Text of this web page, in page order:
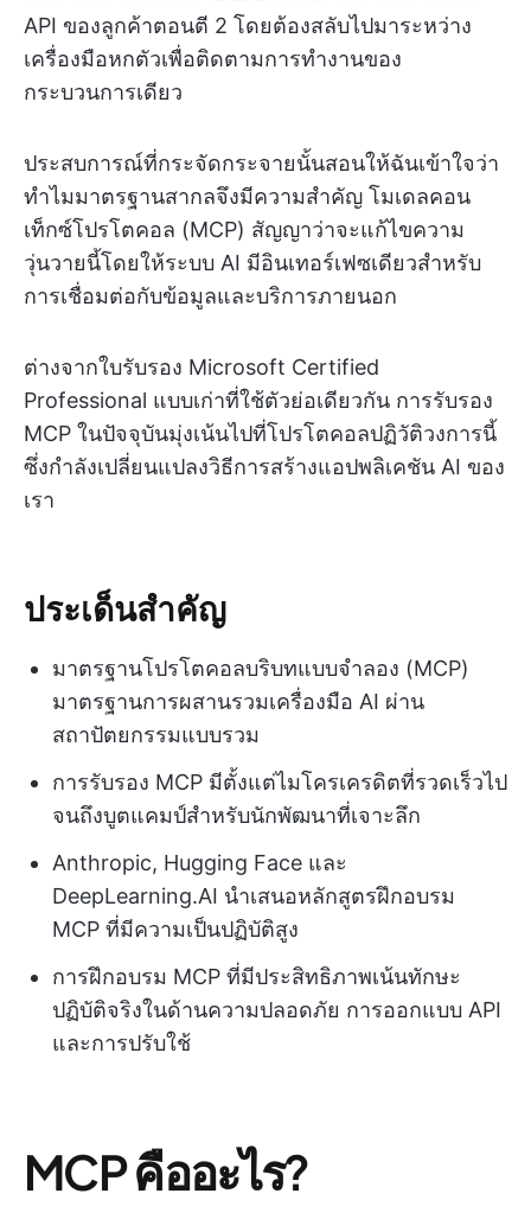
API ของลูกค้าตอนตี 2 โดยต้องสลับไปมาระหว่าง
เครื่องมือหกตัวเพื่อติดตามการทำงานของ
กระบวนการเดียว
ประสบการณ์ที่กระจัดกระจายนั้นสอนให้ฉันเข้าใจว่า
ทำไมมาตรฐานสากลจึงมีความสำคัญ โมเดลคอน
เท็กซ์โปรโตคอล (MCP) สัญญาว่าจะแก้ไขความ
วุ่นวายนี้โดยให้ระบบ AI มีอินเทอร์เฟซเดียวสำหรับ
การเชื่อมต่อกับข้อมูลและบริการภายนอก
ต่างจากใบรับรอง Microsoft Certified
Professional แบบเก่าที่ใช้ตัวย่อเดียวกัน การรับรอง
MCP ในปัจจุบันมุ่งเน้นไปที่โปรโตคอลปฏิวัติวงการนี้
ซึ่งกำลังเปลี่ยนแปลงวิธีการสร้างแอปพลิเคชัน AI ของ
เรา
ประเด็นสำคัญ
มาตรฐานโปรโตคอลบริบทแบบจำลอง (MCP)
มาตรฐานการผสานรวมเครื่องมือ AI ผ่าน
สถาปัตยกรรมแบบรวม
การรับรอง MCP มีตั้งแต่ไมโครเครดิตที่รวดเร็วไป
จนถึงบูตแคมป์สำหรับนักพัฒนาที่เจาะลึก
Anthropic, Hugging Face และ
DeepLearning.AI นำเสนอหลักสูตรฝึกอบรม
MCP ที่มีความเป็นปฏิบัติสูง
การฝึกอบรม MCP ที่มีประสิทธิภาพเน้นทักษะ
ปฏิบัติจริงในด้านความปลอดภัย การออกแบบ API
และการปรับใช้
MCP คืออะไร?